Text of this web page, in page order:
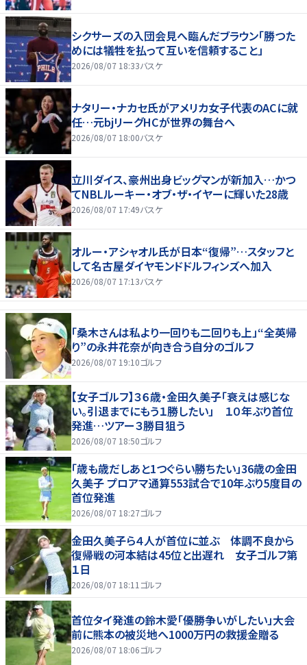
シクサーズの入団会見へ臨んだブラウン「勝つた
めには犠牲を払って互いを信頼すること」
2026/08/07 18:33バスケ
ナタリー・ナカセ氏がアメリカ女子代表のACに就
任…元bjリーグHCが世界の舞台へ
2026/08/07 18:00バスケ
立川ダイス、豪州出身ビッグマンが新加入…かつ
てNBLルーキー・オブ・ザ・イヤーに輝いた28歳
2026/08/07 17:49バスケ
オルー・アシャオル氏が日本“復帰”…スタッフと
して名古屋ダイヤモンドドルフィンズへ加入
2026/08/07 17:13バスケ
「桑木さんは私より一回りも二回りも上」“全英帰
り”の永井花奈が向き合う自分のゴルフ
2026/08/07 19:10ゴルフ
【女子ゴルフ】３６歳・金田久美子「衰えは感じな
い。引退までにもう１勝したい」 １０年ぶり首位
発進…ツアー３勝目狙う
2026/08/07 18:50ゴルフ
「歳も歳だしあと1つぐらい勝ちたい」36歳の金田
久美子 プロアマ通算553試合で10年ぶり5度目の
首位発進
2026/08/07 18:27ゴルフ
金田久美子ら４人が首位に並ぶ 体調不良から
復帰戦の河本結は45位と出遅れ 女子ゴルフ第
１日
2026/08/07 18:11 ゴルフ
首位タイ発進の鈴木愛「優勝争いがしたい」大会
前に熊本の被災地へ1000万円の救援金贈る
2026/08/07 18:06ゴルフ